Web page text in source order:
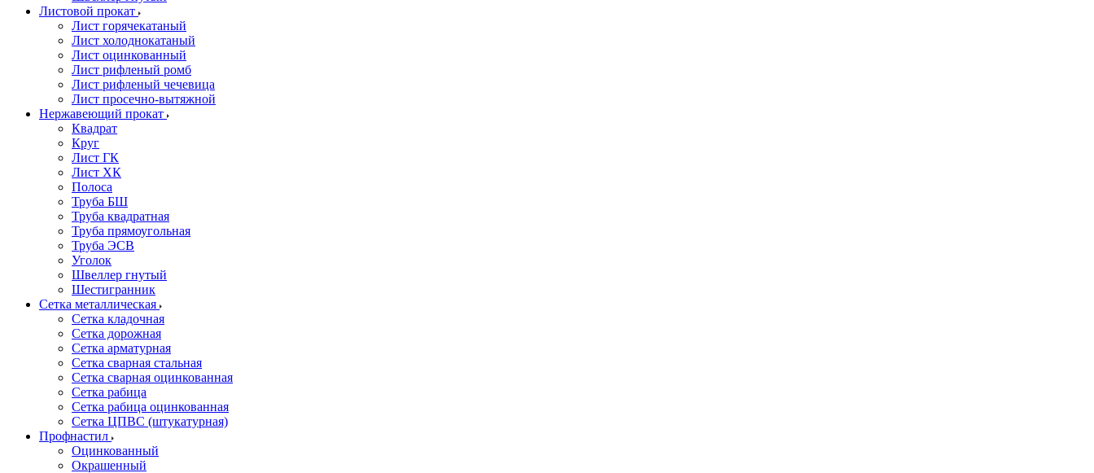
Листовой прокат
Лист горячекатаный
Лист холоднокатаный
Лист оцинкованный
Лист рифленый ромб
Лист рифленый чечевица
Лист просечно-вытяжной
Нержавеющий прокат
Квадрат
Круг
Лист ГК
Лист ХК
Полоса
Труба БШ
Труба квадратная
Труба прямоугольная
Труба ЭСВ
Уголок
Швеллер гнутый
Шестигранник
Сетка металлическая
Сетка кладочная
Сетка дорожная
Сетка арматурная
Сетка сварная стальная
Сетка сварная оцинкованная
Сетка рабица
Сетка рабица оцинкованная
Сетка ЦПВС (штукатурная)
Профнастил
Оцинкованный
Окрашенный